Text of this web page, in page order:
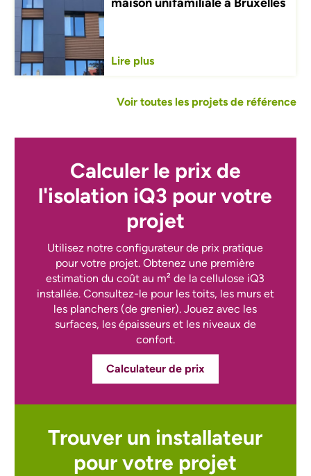
Lire plus
Voir toutes les projets de référence
Calculer le prix de
l'isolation iQ3 pour votre
projet
Utilisez notre configurateur de prix pratique
pour votre projet. Obtenez une première
estimation du coût au m² de la cellulose iQ3
installée. Consultez-le pour les toits, les murs et
les planchers (de grenier). Jouez avec les
surfaces, les épaisseurs et les niveaux de
confort.
Calculateur de prix
Trouver un installateur
pour votre projet